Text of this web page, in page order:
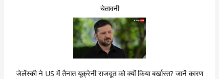
चेतावनी
जेलेंस्की ने US में तैनात यूक्रेनी राजदूत को क्यों किया बर्खास्त? जानें कारण